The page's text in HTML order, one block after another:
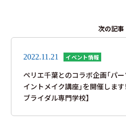
次の記事
2022.11.21 イベント情報
ペリエ千葉とのコラボ企画「パ
イントメイク講座」を開催します
ブライダル専門学校】